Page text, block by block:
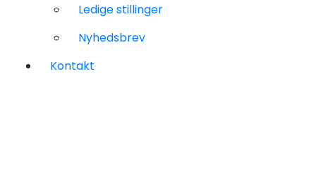
Ledige stillinger
Nyhedsbrev
Kontakt